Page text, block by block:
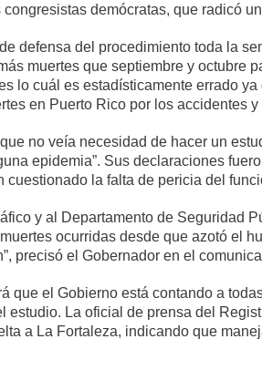
demócratas, que radicó
defensa del procedimiento toda la
muertes que septiembre y octubre
lo cuál es estadísticamente errado
en Puerto Rico por los accidentes
no veía necesidad de hacer un
epidemia”. Sus declaraciones
cuestionado la falta de pericia del
y al Departamento de Seguridad
ocurridas desde que azotó el
precisó el Gobernador en el
que el Gobierno está contando a
estudio. La oficial de prensa del
a La Fortaleza, indicando que